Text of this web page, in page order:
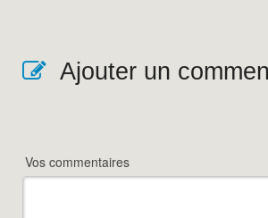
Ajouter un
Vos commentaires